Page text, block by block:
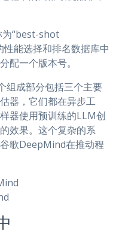
为“best-shot
能选择和排名数据库中
配一个版本号。
组成部分包括三个主要
器，它们都在异步工
器使用预训练的LLM创
效果。这个复杂的系
歌DeepMind在推动程